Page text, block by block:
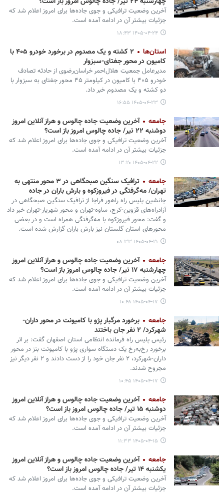
آخرین وضعیت ترافیکی و جوی جاده‌ها برای امروز اعلام شد که
جزئیات بیشتر آن در ادامه آمده است.
۱۴۰۵-۰۴-۲۴ ۱۸:۴۳
استان‌ها
۲ کشته و یک مصدوم در برخورد خودرو ۴۰۵ با
کامیون در محور جغتای-سبزوار
مدیرعامل جمعیت هلال‌احمر خراسان‌رضوی از حادثه تصادف
خودرو ۴۰۵ با کامیون در کیلومتر ۴۵ محور جغتای به سبزوار با
دو کشته و یک مصدوم خبر داد.
۱۴۰۵-۰۴-۲۳ ۱۶:۵۵
جامعه
آخرین وضعیت جاده چالوس و هراز آنلاین امروز
دوشنبه ۲۲ تیر/ جاده چالوس امروز باز است؟
آخرین وضعیت ترافیکی و جوی جاده‌ها برای امروز اعلام شد که
جزئیات بیشتر آن در ادامه آمده است.
۱۴۰۵-۰۴-۲۲ ۱۳:۲۰
جامعه
ترافیک سنگین صبحگاهی در ۳ محور منتهی به
تهران/ مه‌گرفتگی در فیروزکوه و بارش باران در جاده
جانشین پلیس راه راهور فراجا از ترافیک سنگین صبحگاهی در
آزادراه‌های قزوین-کرج، ساوه-تهران و محور شهریار-تهران خبر داد
و گفت: محور فیروزکوه با مه‌گرفتگی همراه است و در بعضی
محورهای استان گلستان نیز بارش باران گزارش شده است.
۱۴۰۵-۰۴-۲۱ ۰۸:۳۳
جامعه
آخرین وضعیت جاده چالوس و هراز آنلاین امروز
چهارشنبه ۱۷ تیر/ جاده چالوس امروز باز است؟
آخرین وضعیت ترافیکی و جوی جاده‌ها برای امروز اعلام شد که
جزئیات بیشتر آن در ادامه آمده است.
۱۴۰۵-۰۴-۱۷ ۱۰:۴۸
جامعه
برخورد مرگبار پژو با کامیونت در محور داران-
شهرکرد/ ۲ نفر جان باختند
رئیس پلیس راه فرمانده انتظامی استان اصفهان گفت: بر اثر
برخورد رخ‌به‌رخ یک دستگاه سواری پژو با کامیونت بنز در محور
داران-شهرکرد، ۲ نفر جان خود را از دست دادند و ۲ نفر دیگر نیز
مجروح شدند.
۱۴۰۵-۰۴-۱۷ ۱۰:۴۵
جامعه
آخرین وضعیت جاده چالوس و هراز آنلاین امروز
دوشنبه ۱۵ تیر/ جاده چالوس امروز باز است؟
آخرین وضعیت ترافیکی و جوی جاده‌ها برای امروز اعلام شد که
جزئیات بیشتر آن در ادامه آمده است.
۱۴۰۵-۰۴-۱۵ ۱۱:۳۳
جامعه
آخرین وضعیت جاده چالوس و هراز آنلاین امروز
یکشنبه ۱۴ تیر/ جاده چالوس امروز باز است؟
آخرین وضعیت ترافیکی و جوی جاده‌ها برای امروز اعلام شد که
جزئیات بیشتر آن در ادامه آمده است.